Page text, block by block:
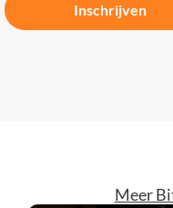
Inschrijven
Meer